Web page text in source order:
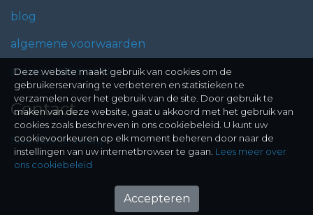
blog
algemene voorwaarden
privacy statement
Contact
Stel hier je vraag
Deze website maakt gebruik van cookies om de
gebruikerservaring te verbeteren en statistieken te
verzamelen over het gebruik van de site. Door gebruik te
maken van deze website, gaat u akkoord met het gebruik van
cookies zoals beschreven in ons cookiebeleid. U kunt uw
cookievoorkeuren op elk moment beheren door naar de
instellingen van uw internetbrowser te gaan. Lees meer over
ons cookiebeleid
Accepteren